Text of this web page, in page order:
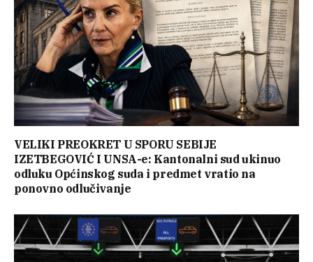
VELIKI PREOKRET U SPORU SEBIJE
IZETBEGOVIĆ I UNSA-e: Kantonalni sud ukinuo
odluku Općinskog suda i predmet vratio na
ponovno odlučivanje